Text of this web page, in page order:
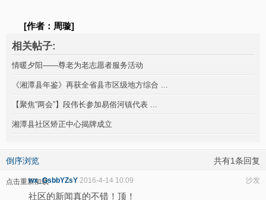
[作者：周璇]
相关帖子:
情暖夕阳——尊老为老志愿者服务活动
《湘潭县年鉴》再获全省县市区级地方综合 ...
【聚焦“两会”】段伟长参加易俗河镇代表 ...
湘潭县社区矫正中心揭牌成立
倒序浏览 共有1条回复
点击重新加载 沙发
wx_GsbbYZsY 2016-4-14 10:09
社区的新闻真的不错！顶！